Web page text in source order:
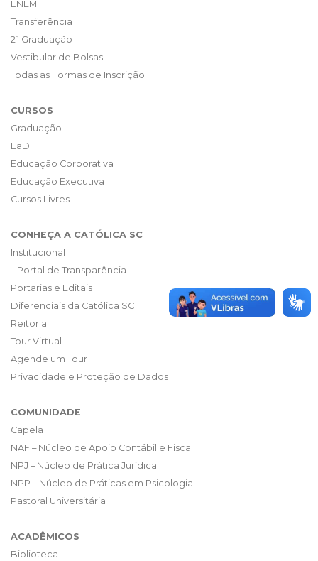
ENEM
Transferência
2ª Graduação
Vestibular de Bolsas
Todas as Formas de Inscrição
CURSOS
Graduação
EaD
Educação Corporativa
Educação Executiva
Cursos Livres
CONHEÇA A CATÓLICA SC
Institucional
– Portal de Transparência
Portarias e Editais
Diferenciais da Católica SC
Reitoria
Tour Virtual
Agende um Tour
Privacidade e Proteção de Dados
COMUNIDADE
Capela
NAF – Núcleo de Apoio Contábil e Fiscal
NPJ – Núcleo de Prática Jurídica
NPP – Núcleo de Práticas em Psicologia
Pastoral Universitária
ACADÊMICOS
Biblioteca